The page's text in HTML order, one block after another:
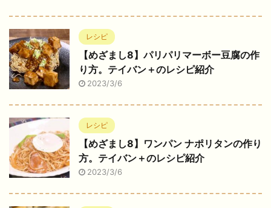
レシピ
【めざまし8】パリパリマーボー豆腐の作
り方。テイバン＋のレシピ紹介
2023/3/6
レシピ
【めざまし8】ワンパン ナポリタンの作り
方。テイバン＋のレシピ紹介
2023/3/6